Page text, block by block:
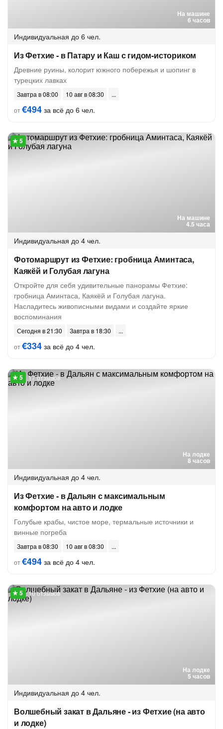
На машине
6 часов
Индивидуальная до 6 чел.
Из Фетхие - в Патару и Каш с гидом-историком
Древние руины, колорит южного побережья и шопинг в
турецких лавках
Завтра в 08:00
10 авг в 08:30
от€494 за всё до 6 чел.
На машине
4.5 часа
16 отзывов
Индивидуальная до 4 чел.
Фотомаршрут из Фетхие: гробница Аминтаса,
Каякёй и Голубая лагуна
Откройте для себя удивительные панорамы Фетхие:
гробница Аминтаса, Каякёй и Голубая лагуна.
Насладитесь живописными видами и создайте яркие
воспоминания
Сегодня в 21:30
Завтра в 18:30
от€334 за всё до 4 чел.
На лодке
8 часов
17 отзывов
Индивидуальная до 4 чел.
Из Фетхие - в Дальян с максимальным
комфортом на авто и лодке
Голубые крабы, чистое море, термальные источники и
винные погреба
Завтра в 08:30
10 авг в 08:30
от€494 за всё до 4 чел.
На лодке
5 часов
10 отзывов
Индивидуальная до 4 чел.
Волшебный закат в Дальяне - из Фетхие (на авто
и лодке)